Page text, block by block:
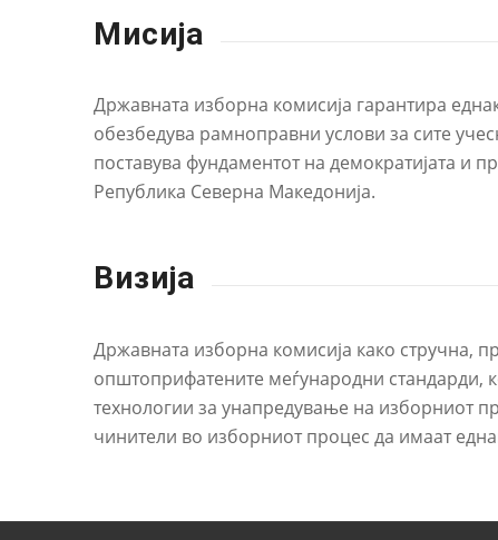
Мисија
Државната изборна комисија гарантира
обезбедува рамноправни услови за сите
поставува фундаментот на демократијата и
Република Северна Македонија.
Визија
Државната изборна комисија како стручна,
општоприфатените меѓународни стандарди,
технологии за унапредување на изборниот
чинители во изборниот процес да имаат